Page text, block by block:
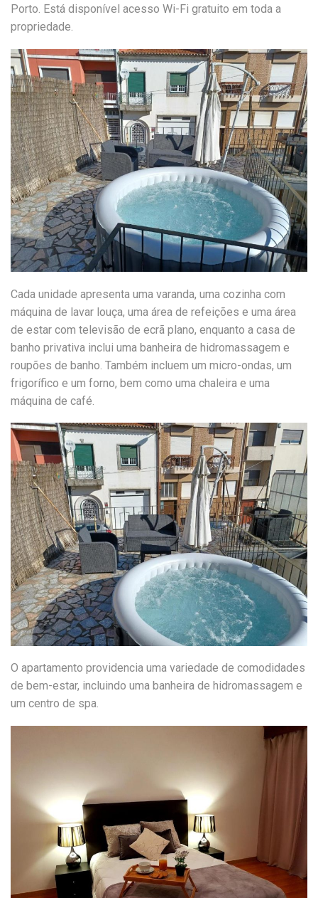
Porto. Está disponível acesso Wi-Fi gratuito em toda a
propriedade.
Cada unidade apresenta uma varanda, uma cozinha com
máquina de lavar louça, uma área de refeições e uma área
de estar com televisão de ecrã plano, enquanto a casa de
banho privativa inclui uma banheira de hidromassagem e
roupões de banho. Também incluem um micro-ondas, um
frigorífico e um forno, bem como uma chaleira e uma
máquina de café.
O apartamento providencia uma variedade de comodidades
de bem-estar, incluindo uma banheira de hidromassagem e
um centro de spa.